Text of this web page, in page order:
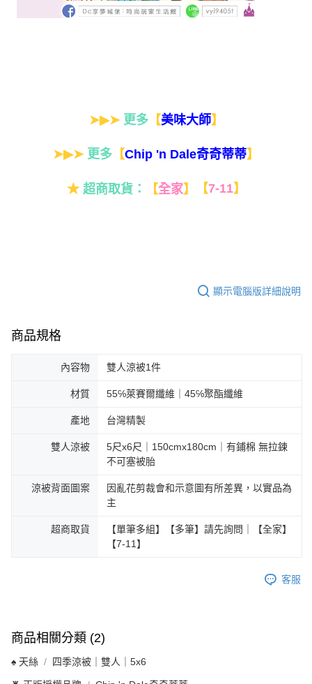
➤▶➤ 更多【美味大師】
➤▶➤ 更多 【Chip 'n Dale奇奇蒂蒂】
★ 超商取貨： 【全家】 【7-11】
顯示電腦版詳細說明
商品規格
內容物 雙人涼被1件
材質 55℅萊賽爾纖維｜45℅聚酯纖維
產地 台灣精製
雙人涼被
5尺x6尺｜150cmx180cm｜有鋪棉 無拉鍊
不可塞被胎
涼被背面圖案
因亂花剪裁會和示意圖有所差異，以實品為
主
超商取貨
【單筆多組】【多筆】請先詢問｜【全家】
【7-11】
客服
商品相關分類 (2)
♠ 天絲 四季涼被｜雙人｜5x6